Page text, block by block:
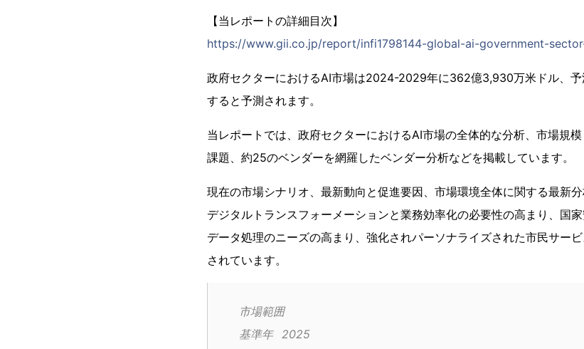
【当レポートの詳細目次】
https://www.gii.co.jp/report/infi1798144-global-ai-government-
政府セクターにおけるAI市場は2024-2029年に362億3,930万米ドル、
すると予測されます。
当レポートでは、政府セクターにおけるAI市場の全体的な分析、市場規模
課題、約25のベンダーを網羅したベンダー分析などを掲載しています。
現在の市場シナリオ、最新動向と促進要因、市場環境全体に関する最新分
デジタルトランスフォーメーションと業務効率化の必要性の高まり、国
データ処理のニーズの高まり、強化されパーソナライズされた市民サー
されています。
市場範囲
基準年	2025